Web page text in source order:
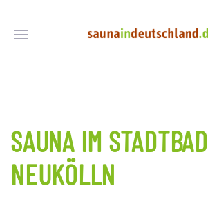
SAUNA IM STADTBAD
NEUKÖLLN